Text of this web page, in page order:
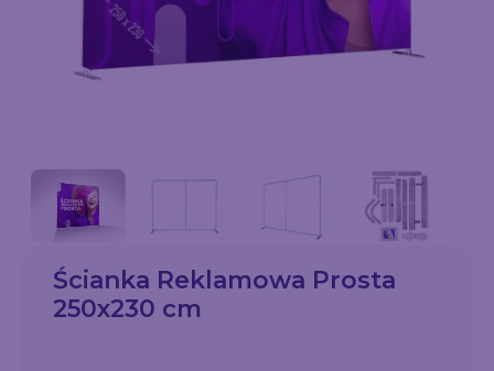
Ścianka Reklamowa Prosta
250x230 cm